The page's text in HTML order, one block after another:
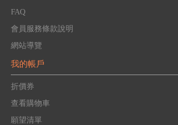
FAQ
會員服務條款說明
網站導覽
我的帳戶
折價券
查看購物車
願望清單